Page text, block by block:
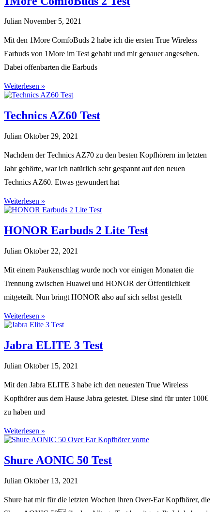
Julian November 5, 2021
Mit den 1More ComfoBuds 2 habe ich die ersten True Wireless
Earbuds von 1More im Test gehabt und mir genauer angesehen.
Dabei offenbarten die Earbuds
Weiterlesen »
Technics AZ60 Test
Julian Oktober 29, 2021
Nachdem der Technics AZ70 zu den besten Kopfhörern im letzten
Jahr gehörte, war ich natürlich sehr gespannt auf den neuen
Technics AZ60. Etwas gewundert hat
Weiterlesen »
HONOR Earbuds 2 Lite Test
Julian Oktober 22, 2021
Mit einem Paukenschlag wurde noch vor einigen Monaten die
Trennung zwischen Huawei und HONOR der Öffentlichkeit
mitgeteilt. Nun bringt HONOR also auf sich selbst gestellt
Weiterlesen »
Jabra ELITE 3 Test
Julian Oktober 15, 2021
Mit den Jabra ELITE 3 habe ich den neuesten True Wireless
Kopfhörer aus dem Hause Jabra getestet. Diese sind für unter 100€
zu haben und
Weiterlesen »
Shure AONIC 50 Test
Julian Oktober 13, 2021
Shure hat mir für die letzten Wochen ihren Over-Ear Kopfhörer, die